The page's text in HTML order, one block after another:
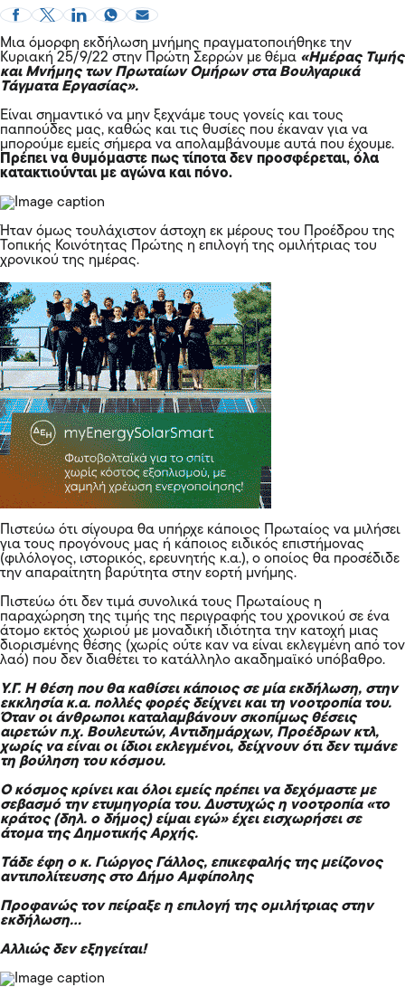
Μια όμορφη εκδήλωση μνήμης πραγματοποιήθηκε την
Κυριακή 25/9/22 στην Πρώτη Σερρών με θέμα «Ημέρας Τιμής
και Μνήμης των Πρωταίων Ομήρων στα Βουλγαρικά
Τάγματα Εργασίας».
Είναι σημαντικό να μην ξεχνάμε τους γονείς και τους
παππούδες μας, καθώς και τις θυσίες που έκαναν για να
μπορούμε εμείς σήμερα να απολαμβάνουμε αυτά που έχουμε.
Πρέπει να θυμόμαστε πως τίποτα δεν προσφέρεται, όλα
κατακτιούνται με αγώνα και πόνο.
Ήταν όμως τουλάχιστον άστοχη εκ μέρους του Προέδρου της
Τοπικής Κοινότητας Πρώτης η επιλογή της ομιλήτριας του
χρονικού της ημέρας.
Πιστεύω ότι σίγουρα θα υπήρχε κάποιος Πρωταίος να μιλήσει
για τους προγόνους μας ή κάποιος ειδικός επιστήμονας
(φιλόλογος, ιστορικός, ερευνητής κ.α.), ο οποίος θα προσέδιδε
την απαραίτητη βαρύτητα στην εορτή μνήμης.
Πιστεύω ότι δεν τιμά συνολικά τους Πρωταίους η
παραχώρηση της τιμής της περιγραφής του χρονικού σε ένα
άτομο εκτός χωριού με μοναδική ιδιότητα την κατοχή μιας
διορισμένης θέσης (χωρίς ούτε καν να είναι εκλεγμένη από τον
λαό) που δεν διαθέτει το κατάλληλο ακαδημαϊκό υπόβαθρο.
Υ.Γ. Η θέση που θα καθίσει κάποιος σε μία εκδήλωση, στην
εκκλησία κ.α. πολλές φορές δείχνει και τη νοοτροπία του.
Όταν οι άνθρωποι καταλαμβάνουν σκοπίμως θέσεις
αιρετών π.χ. Βουλευτών, Αντιδημάρχων, Προέδρων κτλ,
χωρίς να είναι οι ίδιοι εκλεγμένοι, δείχνουν ότι δεν τιμάνε
τη βούληση του κόσμου.
Ο κόσμος κρίνει και όλοι εμείς πρέπει να δεχόμαστε με
σεβασμό την ετυμηγορία του. Δυστυχώς η νοοτροπία «το
κράτος (δηλ. ο δήμος) είμαι εγώ» έχει εισχωρήσει σε
άτομα της Δημοτικής Αρχής.
Τάδε έφη ο κ. Γιώργος Γάλλος, επικεφαλής της μείζονος
αντιπολίτευσης στο Δήμο Αμφίπολης
Προφανώς τον πείραξε η επιλογή της ομιλήτριας στην
εκδήλωση…
Αλλιώς δεν εξηγείται!